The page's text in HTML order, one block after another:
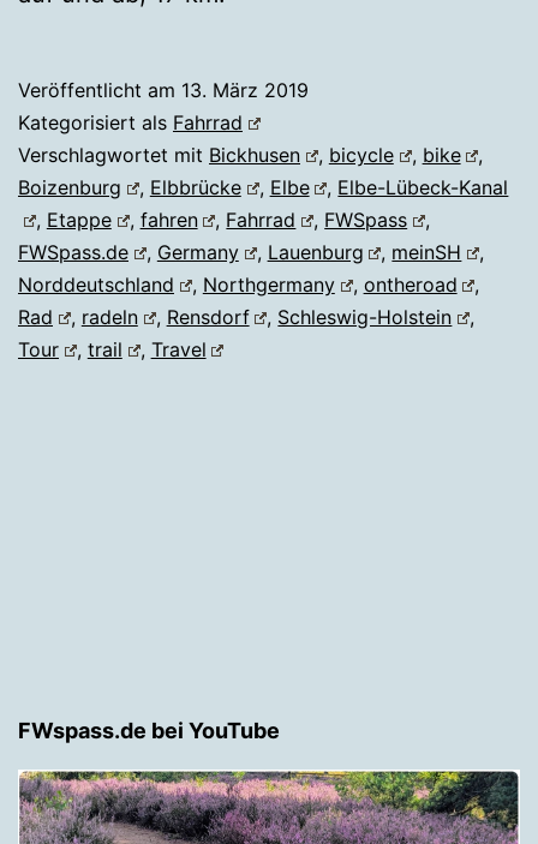
Veröffentlicht am 13. März 2019
Kategorisiert als Fahrrad
Verschlagwortet mit Bickhusen , bicycle , bike
,
Boizenburg
, Elbbrücke , Elbe , Elbe-Lübeck-Kanal
, Etappe , fahren , Fahrrad , FWSpass
,
FWSpass.de
, Germany , Lauenburg , meinSH
,
Norddeutschland
, Northgermany , ontheroad
,
Rad
, radeln , Rensdorf , Schleswig-Holstein
,
Tour
, trail , Travel
FWspass.de bei YouTube